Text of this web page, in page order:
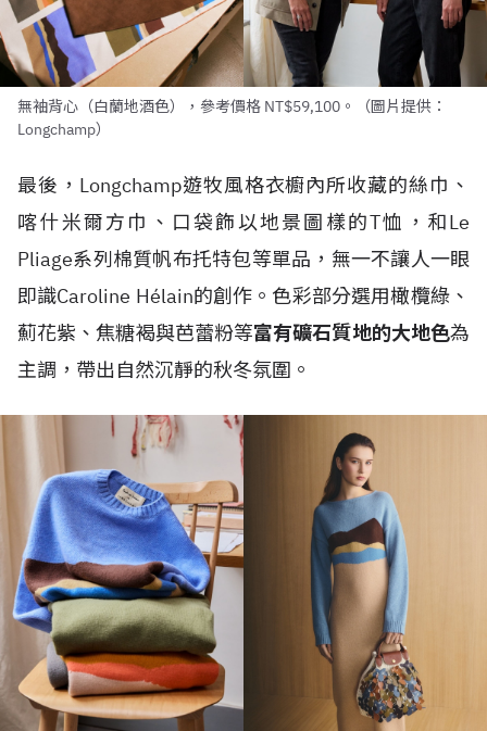
無袖背心（白蘭地酒色），參考價格 NT$59,100。（圖片提供：
Longchamp）
最後，Longchamp遊牧風格衣櫥內所收藏的絲巾、
喀什米爾方巾、口袋飾以地景圖樣的T恤，和Le
Pliage系列棉質帆布托特包等單品，無一不讓人一眼
即識Caroline Hélain的創作。色彩部分選用橄欖綠、
薊花紫、焦糖褐與芭蕾粉等富有礦石質地的大地色為
主調，帶出自然沉靜的秋冬氛圍。